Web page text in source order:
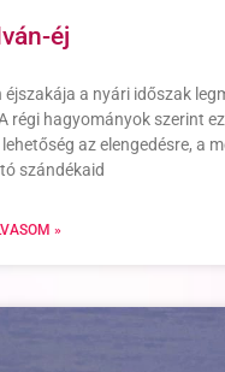
éj
éjszakája a nyári időszak
régi hagyományok szerint
az elengedésre, a
szándékaid
»